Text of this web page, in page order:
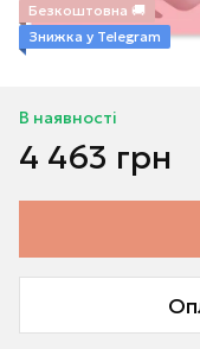
Безкоштовна 🚚
Знижка у Telegram
В наявності
4 463 грн